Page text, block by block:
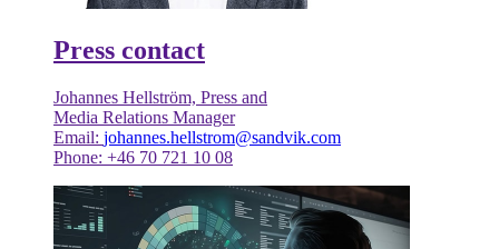
Press contact
Johannes Hellström, Press and
Media Relations Manager
Email: johannes.hellstrom@sandvik.com
Phone: +46 70 721 10 08